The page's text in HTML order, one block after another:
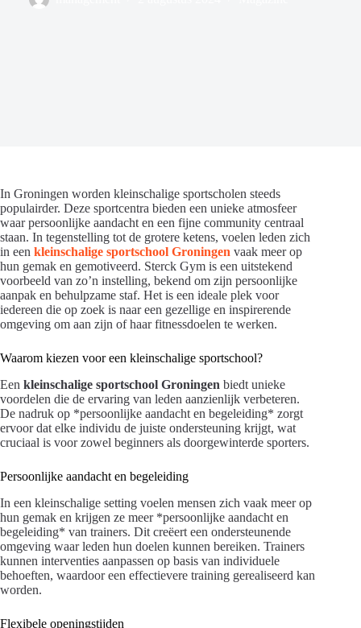
In Groningen worden kleinschalige sportscholen steeds
populairder. Deze sportcentra bieden een unieke atmosfeer
waar persoonlijke aandacht en een fijne community centraal
staan. In tegenstelling tot de grotere ketens, voelen leden zich
in een kleinschalige sportschool Groningen vaak meer op
hun gemak en gemotiveerd. Sterck Gym is een uitstekend
voorbeeld van zo’n instelling, bekend om zijn persoonlijke
aanpak en behulpzame staf. Het is een ideale plek voor
iedereen die op zoek is naar een gezellige en inspirerende
omgeving om aan zijn of haar fitnessdoelen te werken.
Waarom kiezen voor een kleinschalige sportschool?
Een kleinschalige sportschool Groningen biedt unieke
voordelen die de ervaring van leden aanzienlijk verbeteren.
De nadruk op *persoonlijke aandacht en begeleiding* zorgt
ervoor dat elke individu de juiste ondersteuning krijgt, wat
cruciaal is voor zowel beginners als doorgewinterde sporters.
Persoonlijke aandacht en begeleiding
In een kleinschalige setting voelen mensen zich vaak meer op
hun gemak en krijgen ze meer *persoonlijke aandacht en
begeleiding* van trainers. Dit creëert een ondersteunende
omgeving waar leden hun doelen kunnen bereiken. Trainers
kunnen interventies aanpassen op basis van individuele
behoeften, waardoor een effectievere training gerealiseerd kan
worden.
Flexibele openingstijden